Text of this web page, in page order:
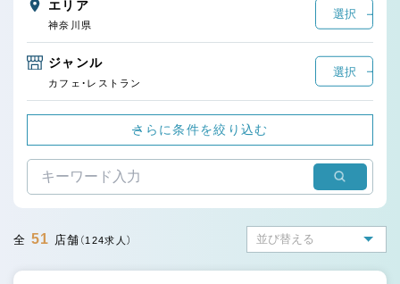
エリア
選択
神奈川県
ジャンル
選択
カフェ・レストラン
さらに条件を絞り込む
全 51 店舗 （124求人）